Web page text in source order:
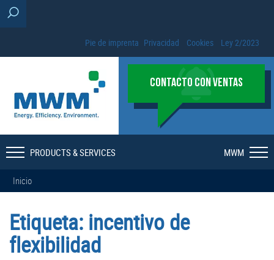
Pie de imprenta Privacidad Cookies Ley 2/2023
CONTACTO CON VENTAS
PRODUCTS & SERVICES MWM
Inicio
Etiqueta: incentivo de
flexibilidad